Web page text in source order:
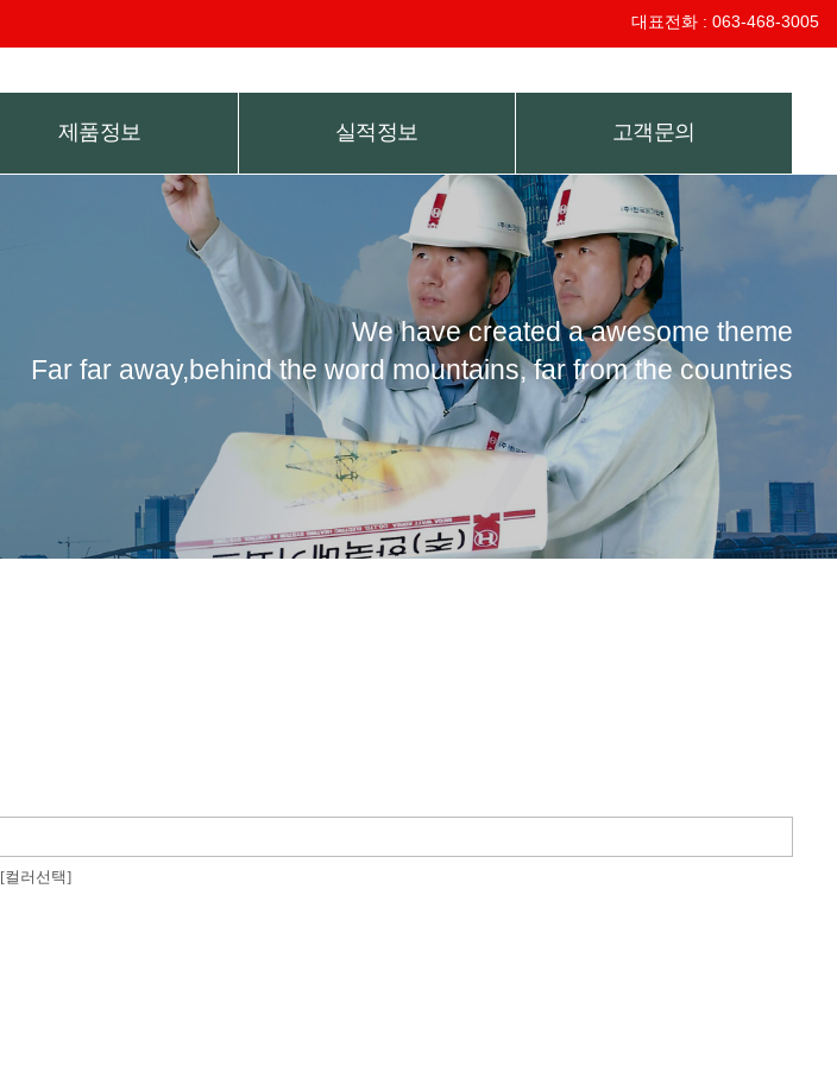
대표전화 : 063-468-3005
제품정보 실적정보 고객문의
We have created a awesome theme
Far far away,behind the word mountains, far from the countries
[컬러선택]